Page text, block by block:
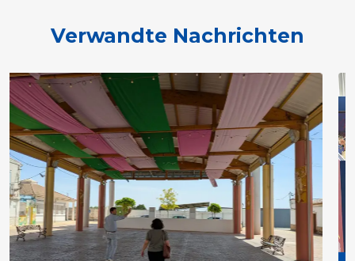
Verwandte Nachrichten